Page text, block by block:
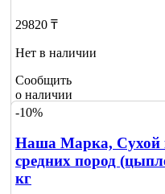
29820 ₸
Нет в наличии
Сообщить
о наличии
-10%
Наша Марка, Сухой
средних пород
кг